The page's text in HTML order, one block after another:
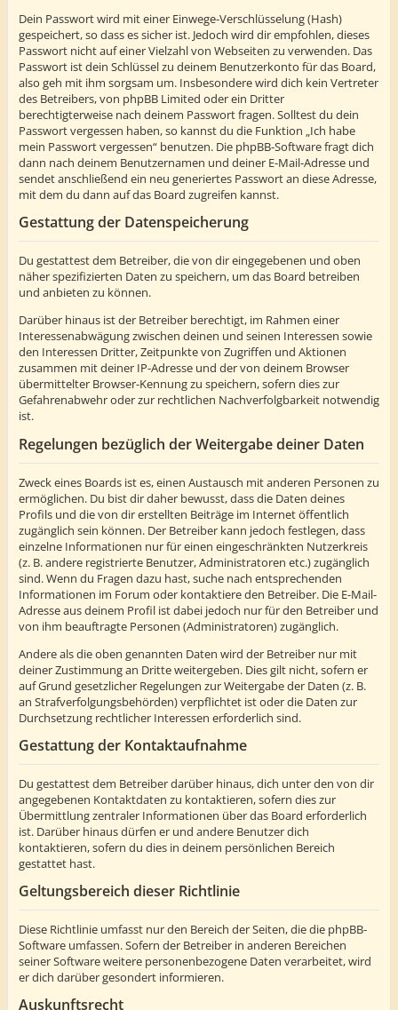
Dein Passwort wird mit einer Einwege-Verschlüsselung (Hash)
gespeichert, so dass es sicher ist. Jedoch wird dir empfohlen, dieses
Passwort nicht auf einer Vielzahl von Webseiten zu verwenden. Das
Passwort ist dein Schlüssel zu deinem Benutzerkonto für das Board,
also geh mit ihm sorgsam um. Insbesondere wird dich kein Vertreter
des Betreibers, von phpBB Limited oder ein Dritter
berechtigterweise nach deinem Passwort fragen. Solltest du dein
Passwort vergessen haben, so kannst du die Funktion „Ich habe
mein Passwort vergessen“ benutzen. Die phpBB-Software fragt dich
dann nach deinem Benutzernamen und deiner E-Mail-Adresse und
sendet anschließend ein neu generiertes Passwort an diese Adresse,
mit dem du dann auf das Board zugreifen kannst.
Gestattung der Datenspeicherung
Du gestattest dem Betreiber, die von dir eingegebenen und oben
näher spezifizierten Daten zu speichern, um das Board betreiben
und anbieten zu können.
Darüber hinaus ist der Betreiber berechtigt, im Rahmen einer
Interessenabwägung zwischen deinen und seinen Interessen sowie
den Interessen Dritter, Zeitpunkte von Zugriffen und Aktionen
zusammen mit deiner IP-Adresse und der von deinem Browser
übermittelter Browser-Kennung zu speichern, sofern dies zur
Gefahrenabwehr oder zur rechtlichen Nachverfolgbarkeit notwendig
ist.
Regelungen bezüglich der Weitergabe deiner Daten
Zweck eines Boards ist es, einen Austausch mit anderen Personen zu
ermöglichen. Du bist dir daher bewusst, dass die Daten deines
Profils und die von dir erstellten Beiträge im Internet öffentlich
zugänglich sein können. Der Betreiber kann jedoch festlegen, dass
einzelne Informationen nur für einen eingeschränkten Nutzerkreis
(z. B. andere registrierte Benutzer, Administratoren etc.) zugänglich
sind. Wenn du Fragen dazu hast, suche nach entsprechenden
Informationen im Forum oder kontaktiere den Betreiber. Die E-Mail-
Adresse aus deinem Profil ist dabei jedoch nur für den Betreiber und
von ihm beauftragte Personen (Administratoren) zugänglich.
Andere als die oben genannten Daten wird der Betreiber nur mit
deiner Zustimmung an Dritte weitergeben. Dies gilt nicht, sofern er
auf Grund gesetzlicher Regelungen zur Weitergabe der Daten (z. B.
an Strafverfolgungsbehörden) verpflichtet ist oder die Daten zur
Durchsetzung rechtlicher Interessen erforderlich sind.
Gestattung der Kontaktaufnahme
Du gestattest dem Betreiber darüber hinaus, dich unter den von dir
angegebenen Kontaktdaten zu kontaktieren, sofern dies zur
Übermittlung zentraler Informationen über das Board erforderlich
ist. Darüber hinaus dürfen er und andere Benutzer dich
kontaktieren, sofern du dies in deinem persönlichen Bereich
gestattet hast.
Geltungsbereich dieser Richtlinie
Diese Richtlinie umfasst nur den Bereich der Seiten, die die phpBB-
Software umfassen. Sofern der Betreiber in anderen Bereichen
seiner Software weitere personenbezogene Daten verarbeitet, wird
er dich darüber gesondert informieren.
Auskunftsrecht